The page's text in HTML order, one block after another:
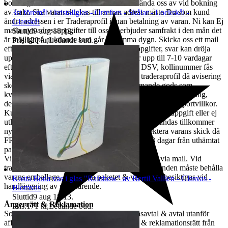
bokningstillfället är den vi kommer att använda oss av vid bokning
av frakt. Ska varan skickas till annan adress måste Du som kund
ändra adressen i er Traderaprofil innan betalning av varan. Ni kan Ej
maila nya adressuppgifter till oss.Vi erbjuder samfrakt i den mån det
är möjligt på auktioner som går ut samma dygn. Skicka oss ett mail
efter avslutad auktion för nya betalningsuppgifter, svar kan dröja
upp till tre vardagar. Leverans av vara sker upp till 7-10 vardagar
efter erhållen betalning. All frakt sker med DSV, kollinummer fås
via e-post. Mobilnummer Måste anges i er traderaprofil då avisering
sker via sms. Lagerhyra & retur för skrymmande gods som
kvarligger hos terminalombud i mer än tre dagar efter avisering,
debiteras från dag fyra löpande per dag enl. DSVs transportvillkor.
Kunden står för returkostnaden vid felaktig leveransuppgift eller ej
utlöst paket med minst 200:-, önskas varan åter sändas tillkommer
ny fraktkostnad. Kunden ansvarar för att inspektera varans skick då
FRAKTSKADA måste anmälas till oss inom 3 dagar från uthämtat
paket.
Vid en transportskada skall kunden kontakta oss via mail. Vid
transportskada får kunden ej använda varan & kunden måste behålla
varans emballage, så att hela paketet & varan kan besiktigas vid
handläggning av skadeärende.
Ångerrätt & Reklamation
Som kund omfattas du av lagen om Distansavtal & avtal utanför
affärslokal vilket innebär 14 dagars ånger- & reklamationsrätt från
3st föremål i kristallglas - Orrefors - Skålar - Lockskål -
Glasskål
Sluttid9 aug 18:12.
Pris:120 kr,Ledande bud.
Kosta Boda vas i glas "Rainbow" av Bertil Vallien - Glasvas -
Blomvas
Sluttid9 aug 18:13.
Pris:171 kr,Ledande bud.